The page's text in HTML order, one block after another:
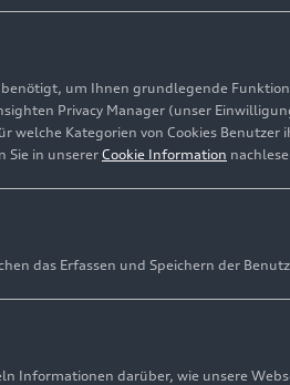
um Ihnen grundlegende
Privacy Manager (unser
welche Kategorien von Cookies
Sie in unserer Cookie Information
das Erfassen und Speichern der
Informationen darüber, wie unsere